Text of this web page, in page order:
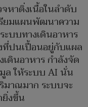
หาติ่งเนื้อในลำดับ
ยมแผนพัฒนาความ
ะบบทางเดินอาหาร
ที่ปนเปื้อนอยู่กับแผล
ดินอาหาร กำลังจัด
ล ให้ระบบ AI นั่น
าณมาก ระบบจะ
งขึ้น